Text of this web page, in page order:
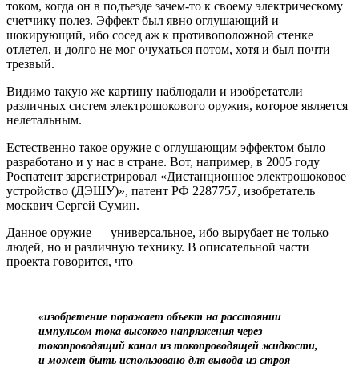
током, когда он в подъезде зачем-то к своему электрическому
счетчику полез. Эффект был явно оглушающий и
шокирующий, ибо сосед аж к противоположной стенке
отлетел, и долго не мог очухаться потом, хотя и был почти
трезвый.
Видимо такую же картину наблюдали и изобретатели
различных систем электрошокового оружия, которое является
нелетальным.
Естественно такое оружие с оглушающим эффектом было
разработано и у нас в стране. Вот, например, в 2005 году
Роспатент зарегистрировал «Дистанционное электрошоковое
устройство (ДЭШУ)», патент РФ 2287757, изобретатель
москвич Сергей Сумин.
Данное оружие — универсальное, ибо вырубает не только
людей, но и различную технику. В описательной части
проекта говорится, что
«изобретение поражает объект на расстоянии
импульсом тока высокого напряжения через
токопроводящий канал из токопроводящей жидкости,
и может быть использовано для вывода из строя